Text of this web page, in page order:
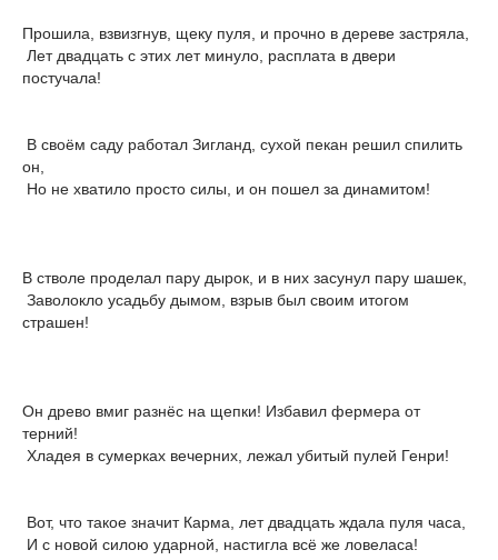
Прошила, взвизгнув, щеку пуля, и прочно в дереве застряла,
Лет двадцать с этих лет минуло, расплата в двери
постучала!
В своём саду работал Зигланд, сухой пекан решил спилить
он,
Но не хватило просто силы, и он пошел за динамитом!
В стволе проделал пару дырок, и в них засунул пару шашек,
Заволокло усадьбу дымом, взрыв был своим итогом
страшен!
Он древо вмиг разнёс на щепки! Избавил фермера от
терний!
Хладея в сумерках вечерних, лежал убитый пулей Генри!
Вот, что такое значит Карма, лет двадцать ждала пуля часа,
И с новой силою ударной, настигла всё же ловеласа!